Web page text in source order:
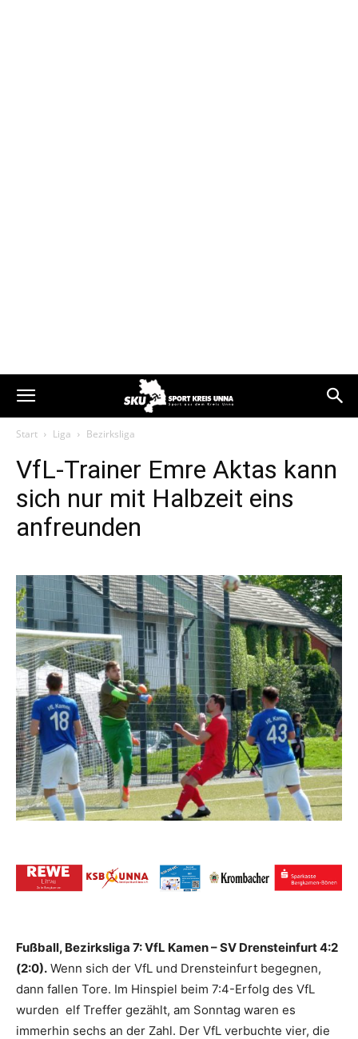
Start Liga Bezirksliga
VfL-Trainer Emre Aktas kann
sich nur mit Halbzeit eins
anfreunden
Fußball, Bezirksliga 7: VfL Kamen – SV Drensteinfurt 4:2
(2:0). Wenn sich der VfL und Drensteinfurt begegnen,
dann fallen Tore. Im Hinspiel beim 7:4-Erfolg des VfL
wurden elf Treffer gezählt, am Sonntag waren es
immerhin sechs an der Zahl. Der VfL verbuchte vier, die